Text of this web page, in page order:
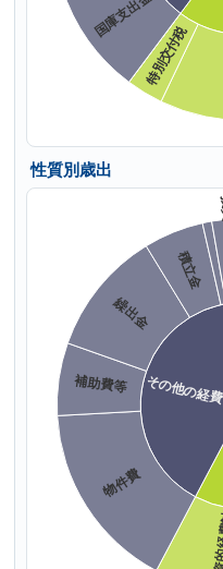
性質別歳出